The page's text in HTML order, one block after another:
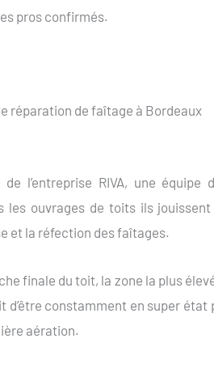
pros confirmés.
réparation de faîtage à Bordeaux
l’entreprise RIVA, une
les ouvrages de toits ils
et la réfection des faîtages.
finale du toit, la zone la plus
d’être constamment en super état
aération.